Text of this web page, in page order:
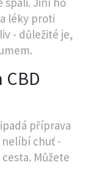
léky proti
- důležité je,
příprava
chuť -
Můžete